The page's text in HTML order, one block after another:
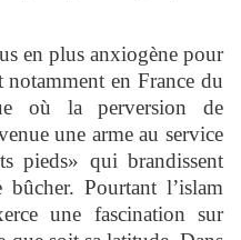
en plus anxiogène pour
en France du
où la perversion de
une arme au service
pieds» qui brandissent
bûcher. Pourtant l’islam
une fascination sur